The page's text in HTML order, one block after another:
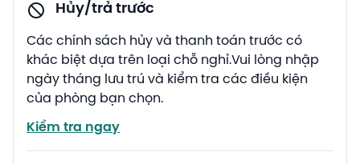
Hủy/trả trước
Các chính sách hủy và thanh toán trước có
khác biệt dựa trên loại chỗ nghỉ.Vui lòng nhập
ngày tháng lưu trú và kiểm tra các điều kiện
của phòng bạn chọn.
Kiểm tra ngay